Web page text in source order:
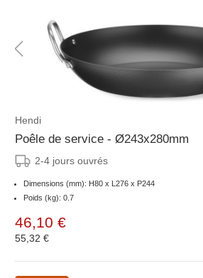
Hendi
Poêle de service - Ø243x280mm
2-4 jours ouvrés
Dimensions (mm): H80 x L276 x P244
Poids (kg): 0.7
46,10 €
55,32 €